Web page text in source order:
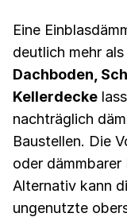
Eine
deutlich mehr
Dachboden,
Kellerdecke
nachträglich
Baustellen. Die
oder dämmbarer
Alternativ kann
ungenutzte